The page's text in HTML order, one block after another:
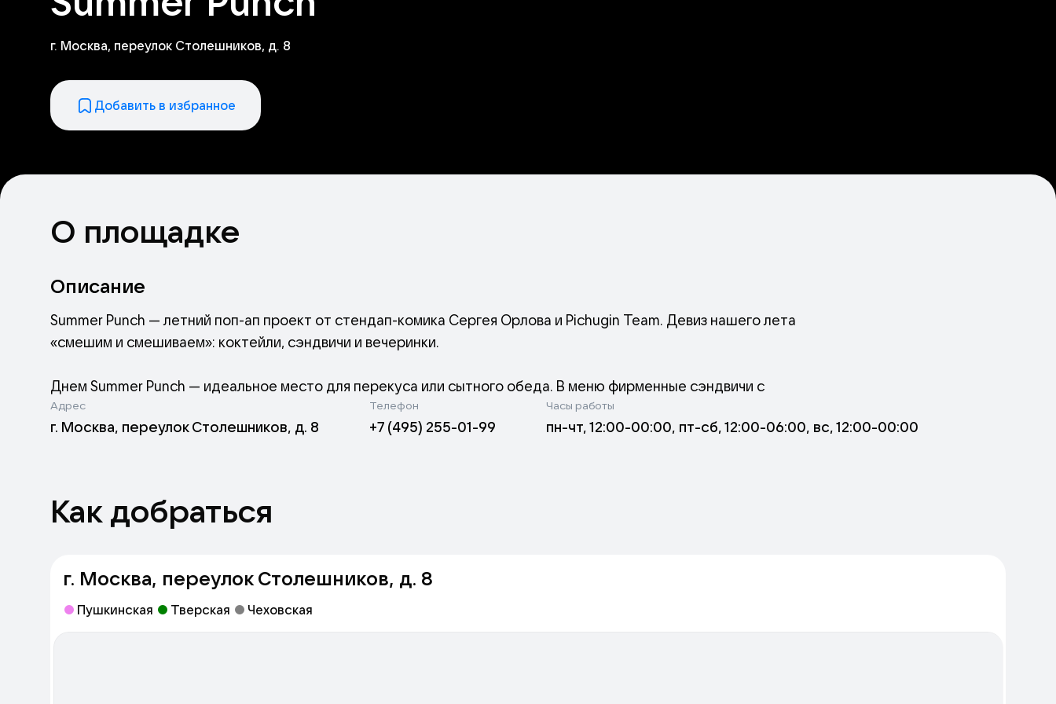
г. Москва, переулок Столешников, д. 8
Добавить в избранное
О площадке
Описание
Summer Punch — летний поп-ап проект от стендап-комика Сергея Орлова и Pichugin Team. Девиз нашего лета
«смешим и смешиваем»: коктейли, сэндвичи и вечеринки.
Днем Summer Punch — идеальное место для перекуса или сытного обеда. В меню фирменные сэндвичи с
невероятными начинками и панчи они же «пунши», а также большой выбор лапши по авторским рецептам от
Сергея Орлова.
Адрес
г. Москва, переулок Столешников, д. 8
Телефон
+7 (495) 255-01-99
Часы работы
пн-чт, 12:00-00:00, пт-сб, 12:00-06:00, вс, 12:00-00:00
Как добраться
г. Москва, переулок Столешников, д. 8
Пушкинская Тверская Чеховская